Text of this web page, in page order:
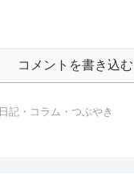
コメントを書き込む
日記・コラム・つぶやき